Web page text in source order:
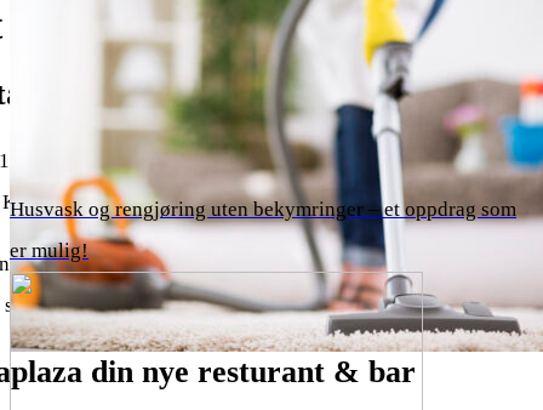
Husvask og rengjøring uten bekymringer – et oppdrag som
er mulig!
i Årnes – Tripadvisor
På Hjørnet · 1 anmeldelse. Italiensk, Europeisk · 2. Circle K
· 3. Dahl’s Grill · 1 anmeldelseStengt nå.
Norge: Se anmeldelser fra reisende og bilder av
etter pris, beliggenhet og mer på Tripadvisor.
din nye resturant & bar